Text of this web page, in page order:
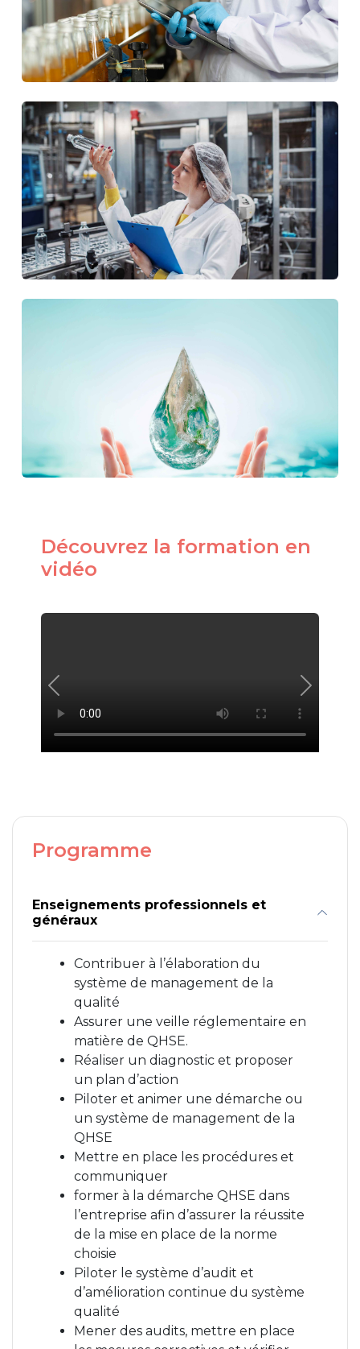
Découvrez la formation en
vidéo
Programme
Enseignements professionnels et
généraux
Contribuer à l’élaboration du
système de management de la
qualité
Assurer une veille réglementaire en
matière de QHSE.
Réaliser un diagnostic et proposer
un plan d’action
Piloter et animer une démarche ou
un système de management de la
QHSE
Mettre en place les procédures et
communiquer
former à la démarche QHSE dans
l’entreprise afin d’assurer la réussite
de la mise en place de la norme
choisie
Piloter le système d’audit et
d’amélioration continue du système
qualité
Mener des audits, mettre en place